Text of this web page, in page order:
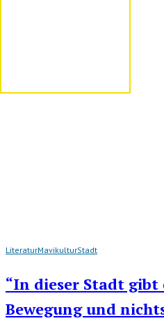
LiteraturMavikulturStadt
“In dieser Stadt gibt
Bewegung und